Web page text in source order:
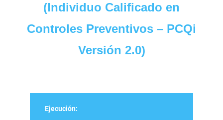
(Individuo Calificado en
Controles Preventivos – PCQi
Versión 2.0)
Ejecución: